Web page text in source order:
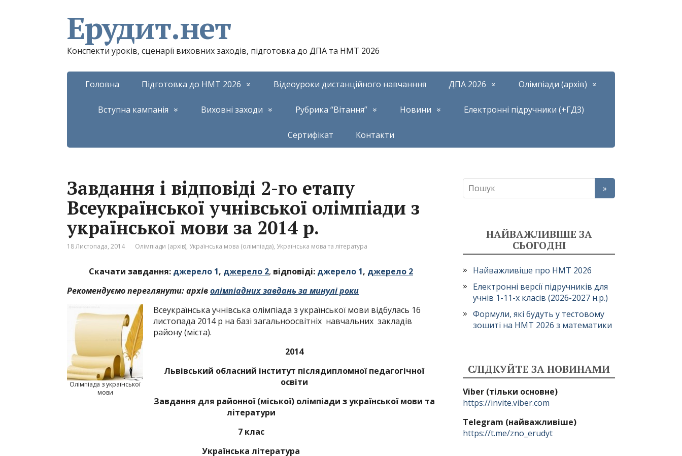
Ерудит.нет
Конспекти уроків, сценарії виховних заходів, підготовка до ДПА та НМТ 2026
Головна Підготовка до НМТ 2026 Відеоуроки дистанційного навчанння ДПА 2026 Олімпіади (архів)
Вступна кампанія Виховні заходи Рубрика “Вітання” Новини Електронні підручники (+ГДЗ)
Сертифікат Контакти
Завдання і відповіді 2-го етапу
Всеукраїнської учнівської олімпіади з
української мови за 2014 р.
18 Листопада, 2014 Олімпіади (архів), Українська мова (олімпіада), Українська мова та література
Скачати завдання: джерело 1, джерело 2, відповіді: джерело 1, джерело 2
Рекомендуємо переглянути: архіволімпіадних завдань за минулі роки
Олімпіада з української
мови
Всеукраїнська учнівська олімпіада з української мови відбулась 16
листопада 2014 р на базі загальноосвітніх навчальних закладів
району (міста).
2014
Львівський обласний інститут післядипломної педагогічної
освіти
Завдання для районної (міської) олімпіади з української мови та
літератури
7 клас
Українська література
НАЙВАЖЛИВІШЕ ЗА
СЬОГОДНІ
Найважливіше про НМТ 2026
Електронні версії підручників для
учнів 1-11-х класів (2026-2027 н.р.)
Формули, які будуть у тестовому
зошиті на НМТ 2026 з математики
СЛІДКУЙТЕ ЗА НОВИНАМИ
Viber (тільки основне)
https://invite.viber.com
Telegram (найважливіше)
https://t.me/zno_erudyt